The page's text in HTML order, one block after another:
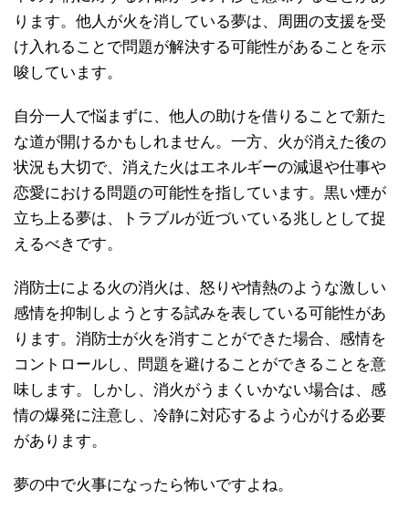
ります。他人が火を消している夢は、周囲の支援を受
け入れることで問題が解決する可能性があることを示
唆しています。
自分一人で悩まずに、他人の助けを借りることで新た
な道が開けるかもしれません。一方、火が消えた後の
状況も大切で、消えた火はエネルギーの減退や仕事や
恋愛における問題の可能性を指しています。黒い煙が
立ち上る夢は、トラブルが近づいている兆しとして捉
えるべきです。
消防士による火の消火は、怒りや情熱のような激しい
感情を抑制しようとする試みを表している可能性があ
ります。消防士が火を消すことができた場合、感情を
コントロールし、問題を避けることができることを意
味します。しかし、消火がうまくいかない場合は、感
情の爆発に注意し、冷静に対応するよう心がける必要
があります。
夢の中で火事になったら怖いですよね。